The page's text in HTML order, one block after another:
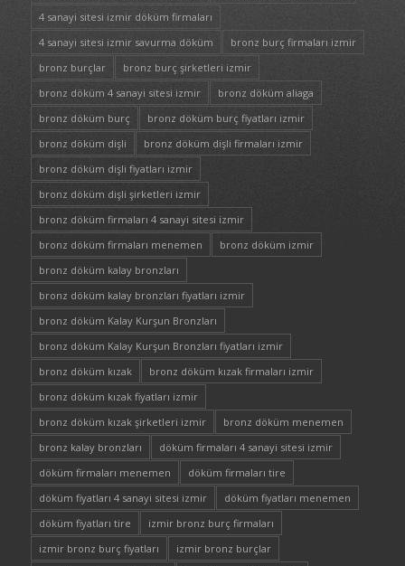
4 sanayi sitesi izmir döküm firmaları
4 sanayi sitesi izmir savurma döküm
bronz burç firmaları izmir
bronz burçlar
bronz burç şirketleri izmir
bronz döküm 4 sanayi sitesi izmir
bronz döküm aliaga
bronz döküm burç
bronz döküm burç fiyatları izmir
bronz döküm dişli
bronz döküm dişli firmaları izmir
bronz döküm dişli fiyatları izmir
bronz döküm dişli şirketleri izmir
bronz döküm firmaları 4 sanayi sitesi izmir
bronz döküm firmaları menemen
bronz döküm izmir
bronz döküm kalay bronzları
bronz döküm kalay bronzları fiyatları izmir
bronz döküm Kalay Kurşun Bronzları
bronz döküm Kalay Kurşun Bronzları fiyatları izmir
bronz döküm kızak
bronz döküm kızak firmaları izmir
bronz döküm kızak fiyatları izmir
bronz döküm kızak şirketleri izmir
bronz döküm menemen
bronz kalay bronzları
döküm firmaları 4 sanayi sitesi izmir
döküm firmaları menemen
döküm firmaları tire
döküm fiyatları 4 sanayi sitesi izmir
döküm fiyatları menemen
döküm fiyatları tire
izmir bronz burç firmaları
izmir bronz burç fiyatları
izmir bronz burçlar